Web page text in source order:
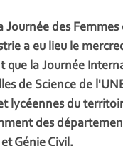
Journée des Femmes
a eu lieu le
que la Journée
de Science de
lycéennes du
des
Génie Civil.